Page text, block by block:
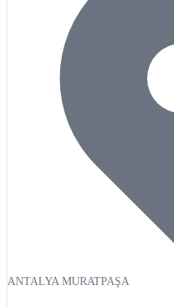
ANTALYA MURATPAŞA